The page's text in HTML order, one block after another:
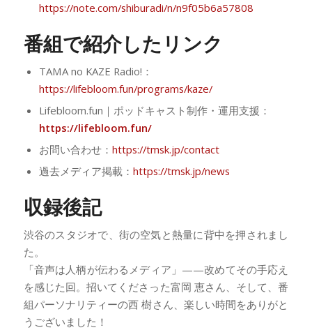
https://note.com/shiburadi/n/n9f05b6a57808
番組で紹介したリンク
TAMA no KAZE Radio!：
https://lifebloom.fun/programs/kaze/
Lifebloom.fun｜ポッドキャスト制作・運用支援：
https://lifebloom.fun/
お問い合わせ： https://tmsk.jp/contact
過去メディア掲載： https://tmsk.jp/news
収録後記
渋谷のスタジオで、街の空気と熱量に背中を押されまし
た。
「音声は人柄が伝わるメディア」——改めてその手応え
を感じた回。招いてくださった富岡 恵さん、そして、番
組パーソナリティーの西 樹さん、楽しい時間をありがと
うございました！